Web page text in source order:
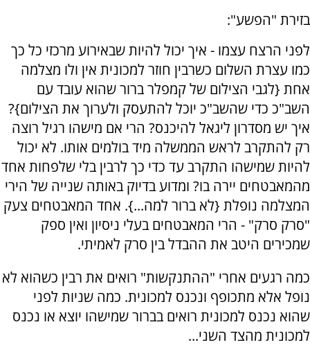
בזירת "הפשע":
לפני הרצח עצמו - איך יכול להיות שבאירוע מרכזי כל כך
כמו עצרת השלום כשרבין חוזר למכונית אין ולו מצלמה
אחת {לגבי הצילום של קמפלר ברור שהוא עובד עם
השב"כ כדי שהשב"כ יוכל להתעסק ולערוך את הצילום}?
איך יש מסדרון ליגאל להיכנס? הרי אם מישהו רגיל רוצה
רק להתקרב לראש הממשלה מיד בולמים אותו. לא יכול
להיות שמישהו התקרב עד כדי כך לרבין בלי שלפחות אחד
מהמאבטחים יירה בו? ומדוע בדיוק באותה שנייה של הירי
המצלמה נופלת {לא ברור למה...}. אחד המאבטחים צעק
"סרק סרק" - הרי המאבטחים בעלי ניסיון ואין ספק
שמכירים היטב את ההבדל בין סרק לאמיתי.
כמה רגעים אחרי "ההתנקשות" רואים את רבין כשהוא לא
נופל אלא מתכופף ונכנס למכונית. כמה שניות לפני
שהוא נכנס למכונית רואים בברור שמישהו יוצא או נכנס
למכונית מהצד השני...